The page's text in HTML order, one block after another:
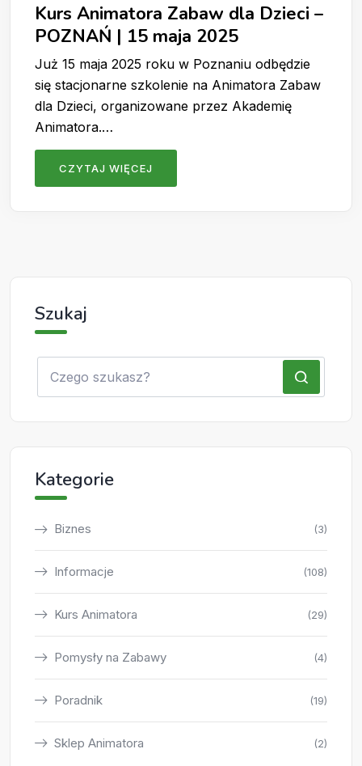
Kurs Animatora Zabaw dla Dzieci –
POZNAŃ | 15 maja 2025
Już 15 maja 2025 roku w Poznaniu odbędzie
się stacjonarne szkolenie na Animatora Zabaw
dla Dzieci, organizowane przez Akademię
Animatora.…
CZYTAJ WIĘCEJ
Szukaj
Kategorie
Biznes (3)
Informacje (108)
Kurs Animatora (29)
Pomysły na Zabawy (4)
Poradnik (19)
Sklep Animatora (2)